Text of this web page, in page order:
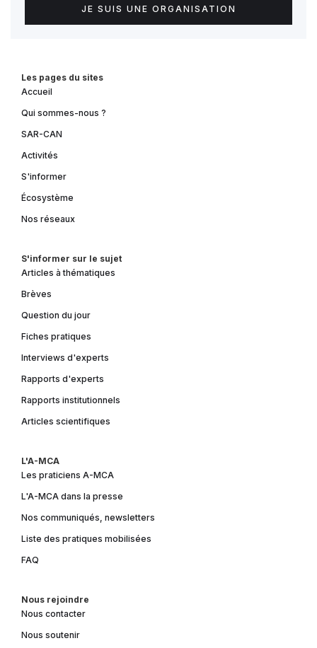
JE SUIS UNE ORGANISATION
Les pages du sites
Accueil
Qui sommes-nous ?
SAR-CAN
Activités
S'informer
Écosystème
Nos réseaux
S'informer sur le sujet
Articles à thématiques
Brèves
Question du jour
Fiches pratiques
Interviews d'experts
Rapports d'experts
Rapports institutionnels
Articles scientifiques
L'A-MCA
Les praticiens A-MCA
L'A-MCA dans la presse
Nos communiqués, newsletters
Liste des pratiques mobilisées
FAQ
Nous rejoindre
Nous contacter
Nous soutenir